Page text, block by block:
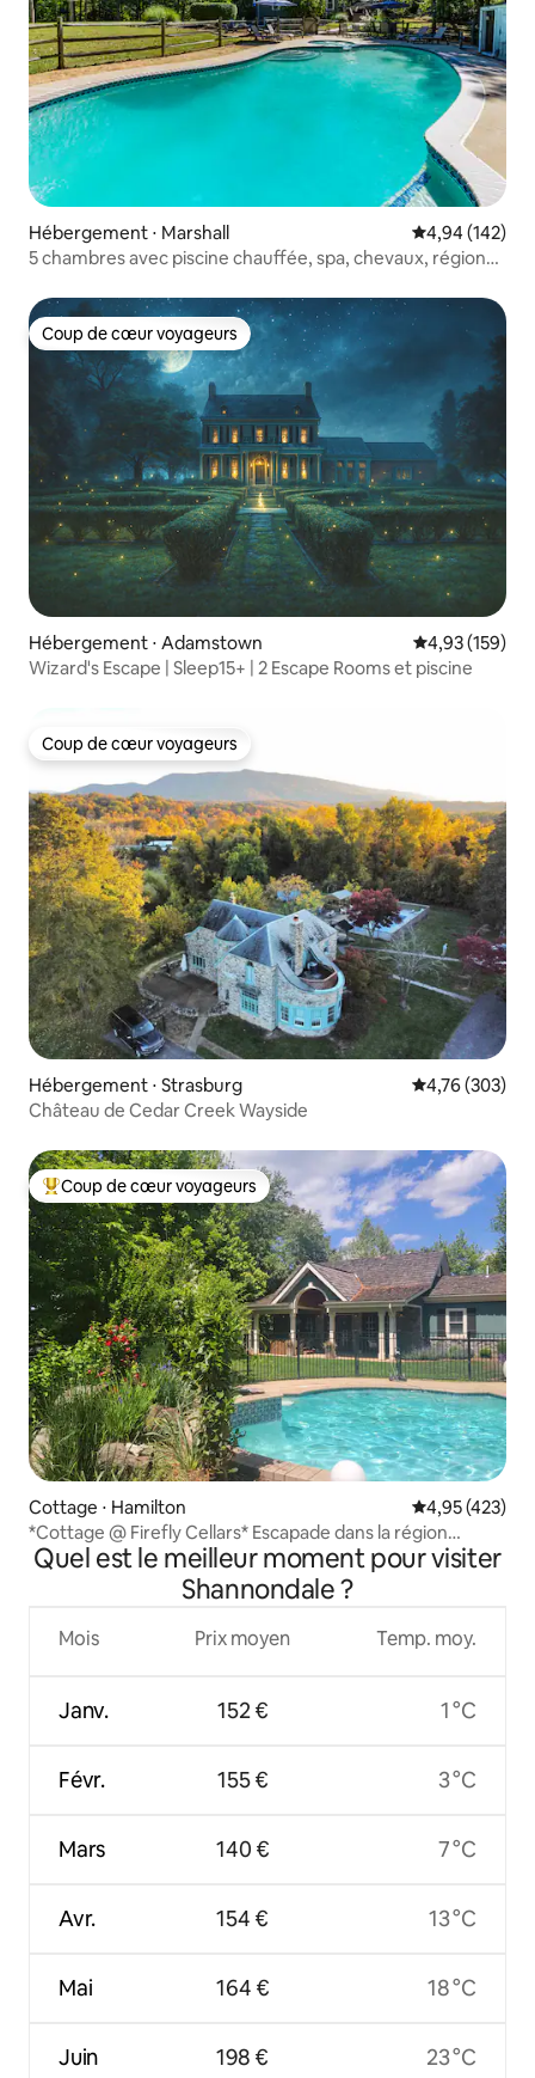
Hébergement ⋅ Marshall Évaluation
4,94 (142)
5 chambres avec piscine chauffée, spa, chevaux, région
Coup de cœur voyageurs
Coup de cœur voyageurs
Hébergement ⋅ Adamstown Évaluation
4,93 (159)
Wizard's Escape | Sleep15+ | 2 Escape Rooms et piscine
Coup de cœur voyageurs
Coup de cœur voyageurs
Hébergement ⋅ Strasburg Évaluation
4,76 (303)
Château de Cedar Creek Wayside
Coups de cœur voyageurs les plus appréciés
Coup de cœur voyageurs
Cottage ⋅ Hamilton Évaluation
4,95 (423)
*Cottage @ Firefly Cellars* Escapade dans la région
viticole de Virginie
Quel est le meilleur moment pour visiter
Shannondale ?
Mois
Janv.
Févr.
Mars
Avr.
Mai
Juin
Prix moyen
152 €
155 €
140 €
154 €
164 €
198 €
Temp. moy.
1 °C
3 °C
7 °C
13 °C
18 °C
23 °C